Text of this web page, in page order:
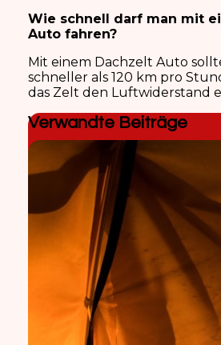
Wie schnell darf man mit
Auto fahren?
Mit einem Dachzelt Auto
schneller als 120 km pro
das Zelt den Luftwiderstand
Verwandte Beiträge